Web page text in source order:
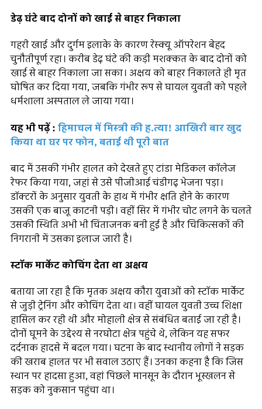
डेढ़ घंटे बाद दोनों को खाई से बाहर निकाला
गहरी खाई और दुर्गम इलाके के कारण रेस्क्यू ऑपरेशन बेहद
चुनौतीपूर्ण रहा। करीब डेढ़ घंटे की कड़ी मशक्कत के बाद दोनों को
खाई से बाहर निकाला जा सका। अक्षय को बाहर निकालते ही मृत
घोषित कर दिया गया, जबकि गंभीर रूप से घायल युवती को पहले
धर्मशाला अस्पताल ले जाया गया।
यह भी पढ़ें : हिमाचल में मिस्त्री की ह.त्या! आखिरी बार खुद
किया था घर पर फोन, बताई थी पूरी बात
बाद में उसकी गंभीर हालत को देखते हुए टांडा मेडिकल कॉलेज
रेफर किया गया, जहां से उसे पीजीआई चंडीगढ़ भेजना पड़ा।
डॉक्टरों के अनुसार युवती के हाथ में गंभीर क्षति होने के कारण
उसकी एक बाजू काटनी पड़ी। वहीं सिर में गंभीर चोट लगने के चलते
उसकी स्थिति अभी भी चिंताजनक बनी हुई है और चिकित्सकों की
निगरानी में उसका इलाज जारी है।
स्टॉक मार्केट कोचिंग देता था अक्षय
बताया जा रहा है कि मृतक अक्षय कौरा युवाओं को स्टॉक मार्केट
से जुड़ी ट्रेनिंग और कोचिंग देता था। वहीं घायल युवती उच्च शिक्षा
हासिल कर रही थी और मोहाली क्षेत्र से संबंधित बताई जा रही है।
दोनों घूमने के उद्देश्य से नरघोटा क्षेत्र पहुंचे थे, लेकिन यह सफर
दर्दनाक हादसे में बदल गया। घटना के बाद स्थानीय लोगों ने सड़क
की खराब हालत पर भी सवाल उठाए हैं। उनका कहना है कि जिस
स्थान पर हादसा हुआ, वहां पिछले मानसून के दौरान भूस्खलन से
सड़क को नुकसान पहुंचा था।